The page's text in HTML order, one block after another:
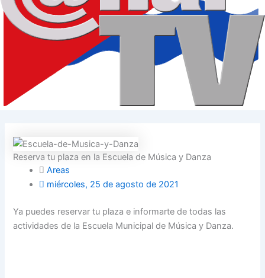
Reserva tu plaza en la Escuela de Música y Danza
Areas
miércoles, 25 de agosto de 2021
Ya puedes reservar tu plaza e informarte de todas las
actividades de la Escuela Municipal de Música y Danza.